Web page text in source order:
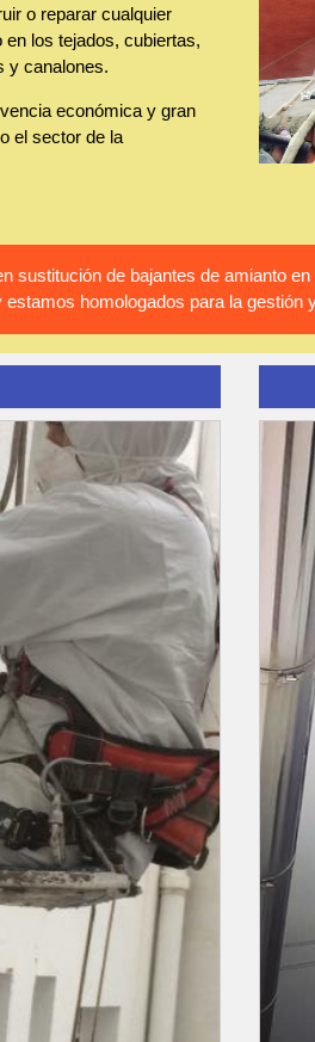
o reparar cualquier
en los tejados, cubiertas,
y canalones.
económica y gran
el sector de la
sustitución de bajantes de amianto
homologados para la gestión